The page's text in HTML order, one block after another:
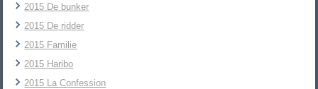
2015 De bunker
2015 De ridder
2015 Familie
2015 Haribo
2015 La Confession